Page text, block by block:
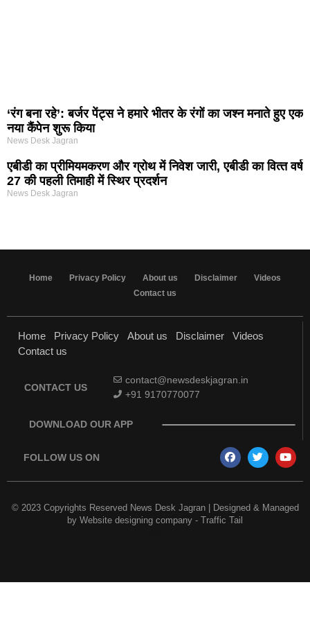
‘रंग बना रहे’: बर्जर पेंट्स ने हमारे भीतर के रंगों का जश्न मनाते हुए एक
नया कैंपेन शुरू किया
News Desk Jagran
एबीडी का प्रीमियमकरण और ग्रोथ में निवेश जारी, एबीडी का वित्‍त वर्ष
27 की पहली तिमाही में स्थिर प्रदर्शन
News Desk Jagran
Home Privacy Policy About us Disclaimer
Videos
Contact us
Home Privacy Policy About us Disclaimer
Videos
Contact us
CONTACT US
contact@newsdeskjagran.in
+91 9170770077
DOWNLOAD OUR APP
FOLLOW US ON
© 2023 Copyrights Reserved News Desk Jagran | Designed & Managed
by Website designing company - Traffic Tail